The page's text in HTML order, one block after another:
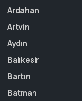
Ardahan
Artvin
Aydın
Balıkesir
Bartın
Batman